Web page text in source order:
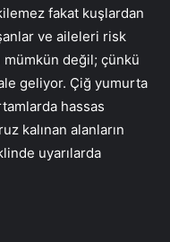
fakat kuşlardan
ve aileleri risk
mümkün değil; çünkü
geliyor. Çiğ yumurta
hassas
kalınan alanların
uyarılarda